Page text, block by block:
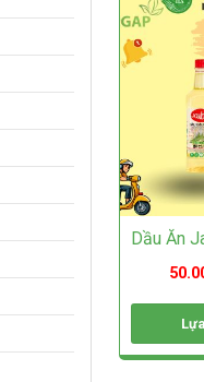
nhiều
biến
thể.
thể
được
chọn
trên
trang
phẩm
Dầu Ăn
Sản